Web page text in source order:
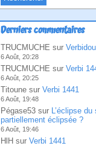
Derniers commentaires
TRUCMUCHE sur
6 Août, 20:28
TRUCMUCHE sur Verbi
6 Août, 20:25
Titoune sur Verbi 1441
6 Août, 19:48
Pégase53 sur L’éclipse du
partiellement éclipsée ?
6 Août, 19:46
HlH sur Verbi 1441